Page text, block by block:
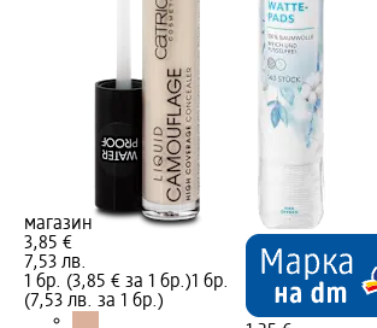
магазин
3,85 €
7,53 лв.
1 бр. (3,85 € за 1 бр.)1 бр.
(7,53 лв. за 1 бр.)